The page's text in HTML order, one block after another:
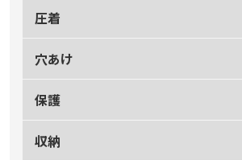
圧着
穴あけ
保護
収納